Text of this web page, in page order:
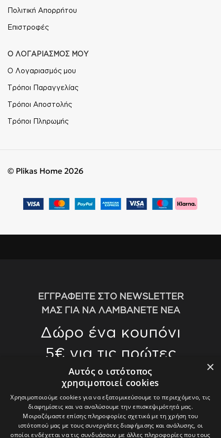
Πολιτική Απορρήτου
Επιστροφές
Ο ΛΟΓΑΡΙΑΣΜΟΣ ΜΟΥ
Ο Λογαριασμός μου
Τρόποι Παραγγελίας
Τρόποι Αποστολής
Τρόποι Πληρωμής
© Plikas Home 2026
ΕΓΓΡΑΦΕΙΤΕ ΣΤΟ NEWSLETTER
ΜΑΣ ΓΙΑ ΝΑ ΛΑΜΒΑΝΕΤΕ ΝΕΑ
Δώρο ένα κουπόνι
5€ για τις πρώτες
αγορές σας άνω
των 70€
Γίνετε οι πρώτοι που θα μάθετε για τις
τελευταίες μας τάσεις και θα λάβετε
×
Αυτός ο ιστότοπος
χρησιμοποιεί cookies
Χρησιμοποιούμε cookies για να εξατομικεύσουμε το περιεχόμενο, τις
διαφημίσεις και να αναλύσουμε την επισκεψιμότητά μας.
Μοιραζόμαστε επίσης πληροφορίες σχετικά με τη χρήση του
ιστότοπού μας με τους συνεργάτες διαφήμισης και ανάλυσης, οι
οποίοι ενδέχεται να τις συνδυάσουν με άλλες πληροφορίες που τους